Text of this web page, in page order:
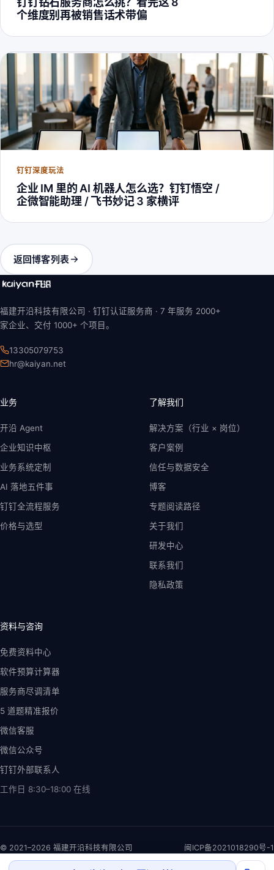
个维度别再被销售话术带偏
钉钉深度玩法
企业 IM 里的 AI 机器人怎么选？钉钉悟空 /
企微智能助理 / 飞书妙记 3 家横评
返回博客列表
福建开沿科技有限公司 · 钉钉认证服务商 · 7 年服务 2000+
家企业、交付 1000+ 个项目。
13305079753
hr@kaiyan.net
业务
开沿 Agent
企业知识中枢
业务系统定制
AI 落地五件事
钉钉全流程服务
价格与选型
了解我们
解决方案（行业 × 岗位）
客户案例
信任与数据安全
博客
专题阅读路径
关于我们
研发中心
联系我们
隐私政策
资料与咨询
免费资料中心
软件预算计算器
服务商尽调清单
5 道题精准报价
微信客服
微信公众号
钉钉外部联系人
工作日 8:30–18:00 在线
© 2021–2026 福建开沿科技有限公司 闽ICP备2021018290号-1